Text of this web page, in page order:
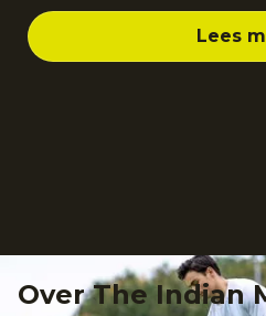
Lees
Over The Indian